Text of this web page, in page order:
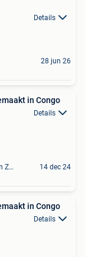
Details
28 jun 26
in Congo
Details
Lokeren+Deel Overmere En Zele 14 dec 24
in Congo
Details